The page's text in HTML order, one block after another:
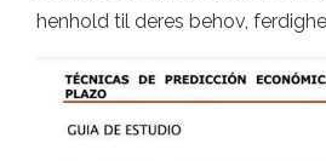
henhold til deres behov,